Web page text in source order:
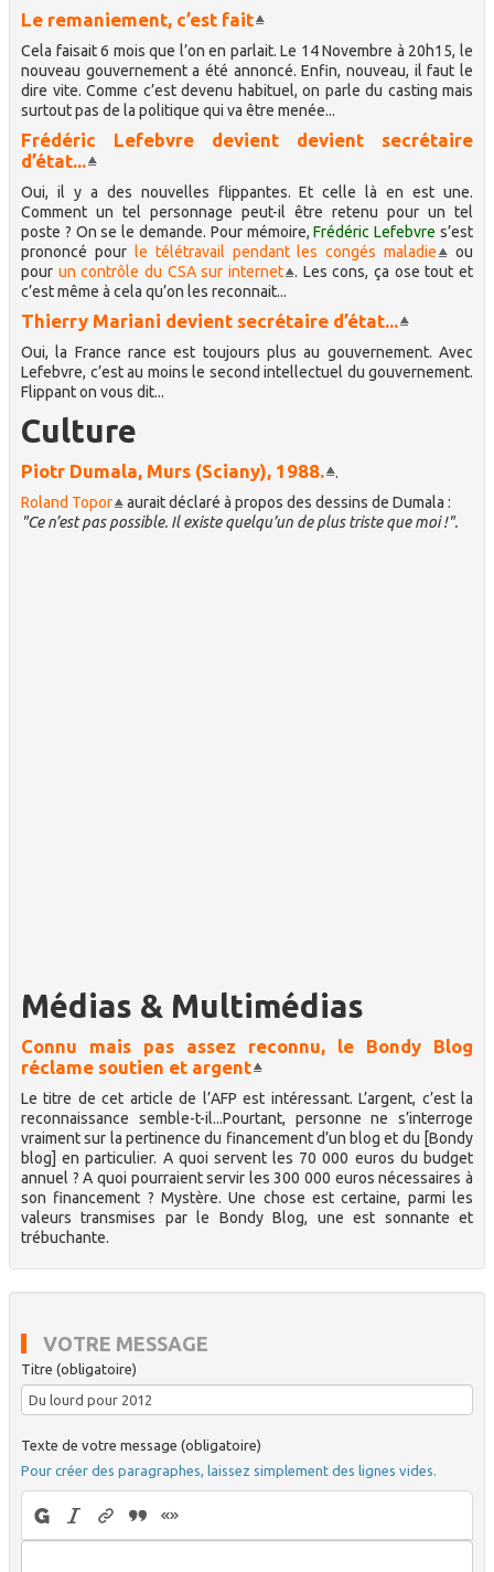
Le remaniement, c’est fait
Cela faisait 6 mois que l’on en parlait. Le 14 Novembre à 20h15, le
nouveau gouvernement a été annoncé. Enfin, nouveau, il faut le
dire vite. Comme c’est devenu habituel, on parle du casting mais
surtout pas de la politique qui va être menée...
Frédéric Lefebvre devient devient secrétaire
d’état...
Oui, il y a des nouvelles flippantes. Et celle là en est une.
Comment un tel personnage peut-il être retenu pour un tel
poste ? On se le demande. Pour mémoire,Frédéric Lefebvre s’est
prononcé pour le télétravail pendant les congés maladie
ou
pour un contrôle du CSA sur internet
. Les cons, ça ose tout et
c’est même à cela qu’on les reconnait...
Thierry Mariani devient secrétaire d’état...
Oui, la France rance est toujours plus au gouvernement. Avec
Lefebvre, c’est au moins le second intellectuel du gouvernement.
Flippant on vous dit...
Culture
Piotr Dumala, Murs (Sciany), 1988.
.
Roland Topor
aurait déclaré à propos des dessins de Dumala :
"Ce n’est pas possible. Il existe quelqu’un de plus triste que moi !".
Médias & Multimédias
Connu mais pas assez reconnu, le Bondy Blog
réclame soutien et argent
Le titre de cet article de l’AFP est intéressant. L’argent, c’est la
reconnaissance semble-t-il...Pourtant, personne ne s’interroge
vraiment sur la pertinence du financement d’un blog et du [Bondy
blog] en particulier. A quoi servent les 70 000 euros du budget
annuel ? A quoi pourraient servir les 300 000 euros nécessaires à
son financement ? Mystère. Une chose est certaine, parmi les
valeurs transmises par le Bondy Blog, une est sonnante et
trébuchante.
VOTRE MESSAGE
Titre (obligatoire)
Texte de votre message (obligatoire)
Pour créer des paragraphes, laissez simplement des lignes vides.